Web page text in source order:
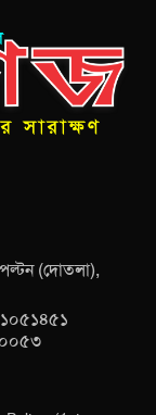
পল্টন (দোতলা),